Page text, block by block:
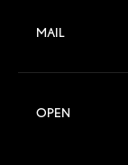
MAIL
OPEN